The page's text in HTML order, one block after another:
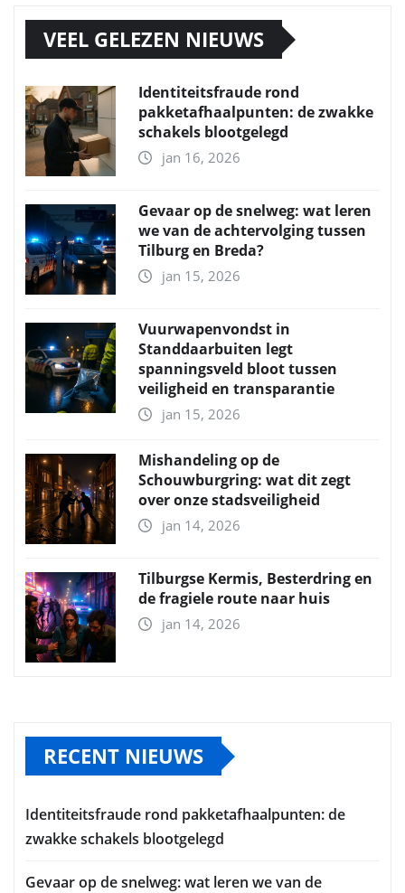
VEEL GELEZEN NIEUWS
Identiteitsfraude rond
pakketafhaalpunten: de zwakke
schakels blootgelegd
jan 16, 2026
Gevaar op de snelweg: wat leren
we van de achtervolging tussen
Tilburg en Breda?
jan 15, 2026
Vuurwapenvondst in
Standdaarbuiten legt
spanningsveld bloot tussen
veiligheid en transparantie
jan 15, 2026
Mishandeling op de
Schouwburgring: wat dit zegt
over onze stadsveiligheid
jan 14, 2026
Tilburgse Kermis, Besterdring en
de fragiele route naar huis
jan 14, 2026
RECENT NIEUWS
Identiteitsfraude rond pakketafhaalpunten: de
zwakke schakels blootgelegd
Gevaar op de snelweg: wat leren we van de